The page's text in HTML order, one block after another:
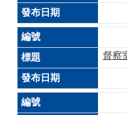
督察